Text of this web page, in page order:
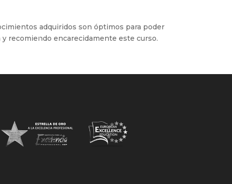
adquiridos son óptimos para poder
recomiendo encarecidamente este curso.